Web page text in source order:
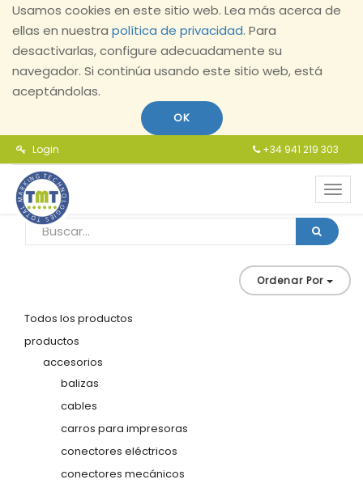
Usamos cookies en este sitio web. Lea más acerca de
ellas en nuestra política de privacidad. Para
desactivarlas, configure adecuadamente su
navegador. Si continúa usando este sitio web, está
aceptándolas.
OK
+34 941 219 303
Login
Ordenar Por
Todos los productos
productos
accesorios
balizas
cables
carros para impresoras
conectores eléctricos
conectores mecánicos